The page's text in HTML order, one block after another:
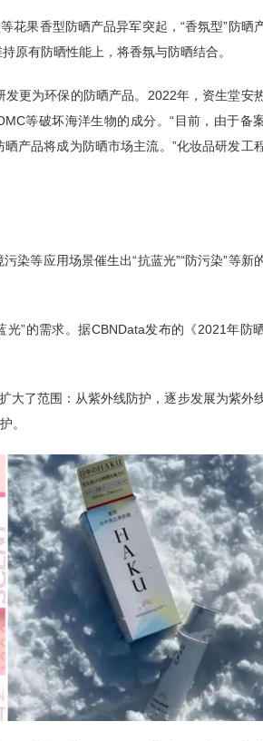
花果香型防晒产品异军突起，“香氛型”防晒
原有防晒性能上，将香氛与防晒结合。
更为环保的防晒产品。2022年，资生堂安热
等破坏海洋生物的成分。“目前，由于备
产品将成为防晒市场主流。”化妆品研发工
染等应用场景催生出“抗蓝光”“防污染”等新
”的需求。据CBNData发布的《2021年防
大了范围：从紫外线防护，逐步发展为紫外
。